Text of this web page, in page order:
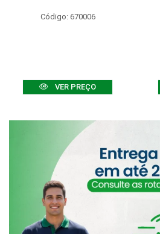
Código: 670006
VER PREÇO